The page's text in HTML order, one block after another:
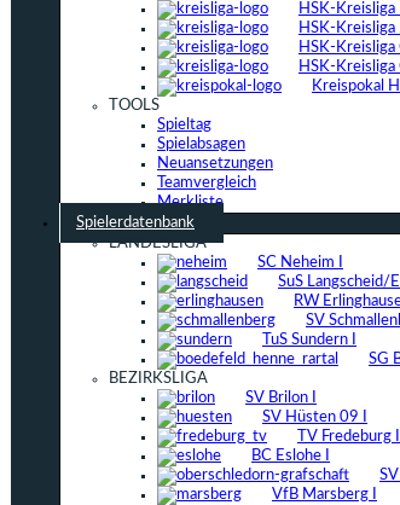
HSK-Kreisliga
HSK-Kreisliga
HSK-Kreisliga
HSK-Kreisliga
Kreispokal
TOOLS
Spieltag
Spielabsagen
Neuansetzungen
Teamvergleich
Merkliste
Spielerdatenbank
LANDESLIGA
SC Neheim I
SuS Langscheid/
RW
SV
TuS Sundern I
SG
BEZIRKSLIGA
SV Brilon I
SV Hüsten 09 I
TV Fredeburg I
BC Eslohe I
VfB Marsberg I